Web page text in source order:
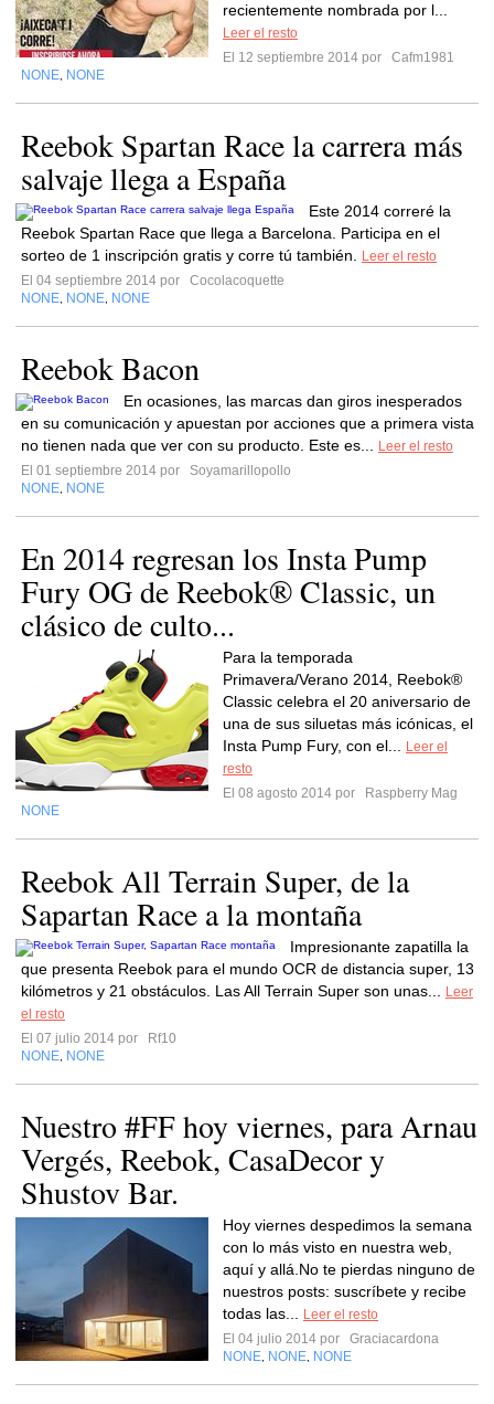
recientemente nombrada por l...
Leer el resto
El 12 septiembre 2014 por
Cafm1981
NONE NONE
Reebok Spartan Race la carrera más
salvaje llega a España
Este 2014 correré la
Reebok Spartan Race que llega a Barcelona. Participa en el
sorteo de 1 inscripción gratis y corre tú también.
Leer el resto
El 04 septiembre 2014 por
Cocolacoquette
NONE NONE NONE
Reebok Bacon
En ocasiones, las marcas dan giros inesperados
en su comunicación y apuestan por acciones que a primera vista
no tienen nada que ver con su producto. Este es...
Leer el resto
El 01 septiembre 2014 por
Soyamarillopollo
NONE NONE
En 2014 regresan los Insta Pump
Fury OG de Reebok® Classic, un
clásico de culto...
Para la temporada
Primavera/Verano 2014, Reebok®
Classic celebra el 20 aniversario de
una de sus siluetas más icónicas, el
Insta Pump Fury, con el...
Leer el
resto
El 08 agosto 2014 por
Raspberry Mag
NONE
Reebok All Terrain Super, de la
Sapartan Race a la montaña
Impresionante zapatilla la
que presenta Reebok para el mundo OCR de distancia super, 13
kilómetros y 21 obstáculos. Las All Terrain Super son unas...
Leer
el resto
El 07 julio 2014 por
Rf10
NONE NONE
Nuestro #FF hoy viernes, para Arnau
Vergés, Reebok, CasaDecor y
Shustov Bar.
Hoy viernes despedimos la semana
con lo más visto en nuestra web,
aquí y allá.No te pierdas ninguno de
nuestros posts: suscríbete y recibe
todas las...
Leer el resto
El 04 julio 2014 por
Graciacardona
NONE NONE NONE